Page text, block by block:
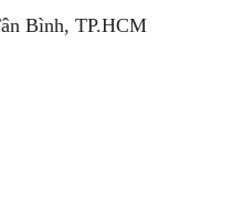
Bình, TP.HCM